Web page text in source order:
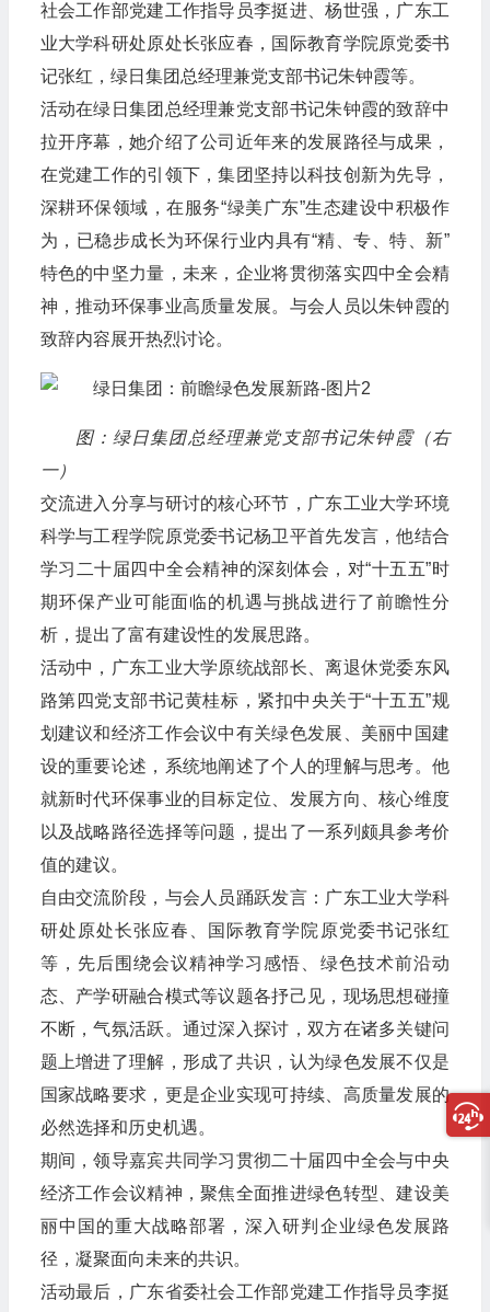
社会工作部党建工作指导员李挺进、杨世强，广东工
业大学科研处原处长张应春，国际教育学院原党委书
记张红，绿日集团总经理兼党支部书记朱钟霞等。
活动在绿日集团总经理兼党支部书记朱钟霞的致辞中
拉开序幕，她介绍了公司近年来的发展路径与成果，
在党建工作的引领下，集团坚持以科技创新为先导，
深耕环保领域，在服务“绿美广东”生态建设中积极作
为，已稳步成长为环保行业内具有“精、专、特、新”
特色的中坚力量，未来，企业将贯彻落实四中全会精
神，推动环保事业高质量发展。与会人员以朱钟霞的
致辞内容展开热烈讨论。
图：绿日集团总经理兼党支部书记朱钟霞（右
一）
交流进入分享与研讨的核心环节，广东工业大学环境
科学与工程学院原党委书记杨卫平首先发言，他结合
学习二十届四中全会精神的深刻体会，对“十五五”时
期环保产业可能面临的机遇与挑战进行了前瞻性分
析，提出了富有建设性的发展思路。
活动中，广东工业大学原统战部长、离退休党委东风
路第四党支部书记黄桂标，紧扣中央关于“十五五”规
划建议和经济工作会议中有关绿色发展、美丽中国建
设的重要论述，系统地阐述了个人的理解与思考。他
就新时代环保事业的目标定位、发展方向、核心维度
以及战略路径选择等问题，提出了一系列颇具参考价
值的建议。
自由交流阶段，与会人员踊跃发言：广东工业大学科
研处原处长张应春、国际教育学院原党委书记张红
等，先后围绕会议精神学习感悟、绿色技术前沿动
态、产学研融合模式等议题各抒己见，现场思想碰撞
不断，气氛活跃。通过深入探讨，双方在诸多关键问
题上增进了理解，形成了共识，认为绿色发展不仅是
国家战略要求，更是企业实现可持续、高质量发展的
必然选择和历史机遇。
期间，领导嘉宾共同学习贯彻二十届四中全会与中央
经济工作会议精神，聚焦全面推进绿色转型、建设美
丽中国的重大战略部署，深入研判企业绿色发展路
径，凝聚面向未来的共识。
活动最后，广东省委社会工作部党建工作指导员李挺